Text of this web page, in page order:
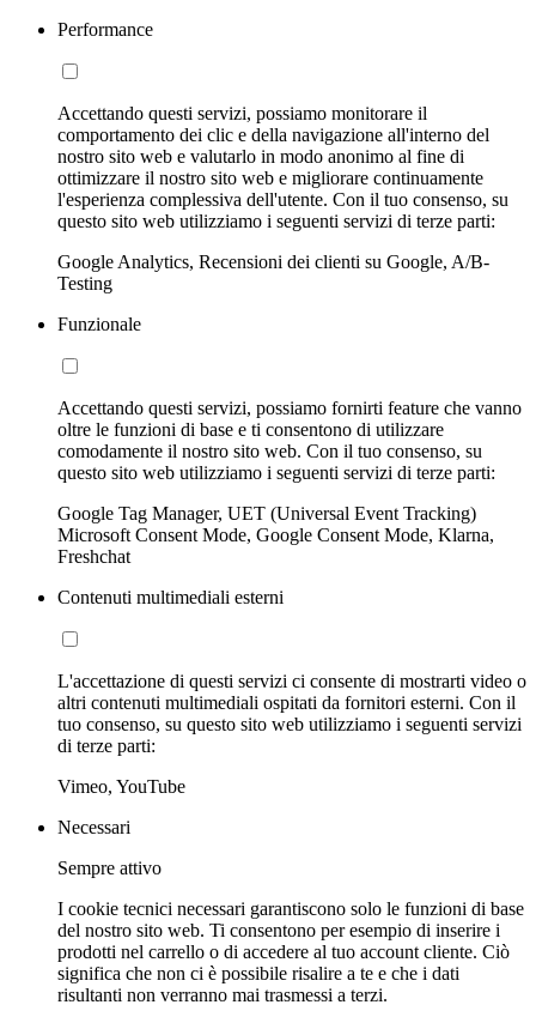
Performance
Accettando questi servizi, possiamo monitorare il
comportamento dei clic e della navigazione all'interno del
nostro sito web e valutarlo in modo anonimo al fine di
ottimizzare il nostro sito web e migliorare continuamente
l'esperienza complessiva dell'utente. Con il tuo consenso, su
questo sito web utilizziamo i seguenti servizi di terze parti:
Google Analytics, Recensioni dei clienti su Google, A/B-
Testing
Funzionale
Accettando questi servizi, possiamo fornirti feature che vanno
oltre le funzioni di base e ti consentono di utilizzare
comodamente il nostro sito web. Con il tuo consenso, su
questo sito web utilizziamo i seguenti servizi di terze parti:
Google Tag Manager, UET (Universal Event Tracking)
Microsoft Consent Mode, Google Consent Mode, Klarna,
Freshchat
Contenuti multimediali esterni
L'accettazione di questi servizi ci consente di mostrarti video o
altri contenuti multimediali ospitati da fornitori esterni. Con il
tuo consenso, su questo sito web utilizziamo i seguenti servizi
di terze parti:
Vimeo, YouTube
Necessari
Sempre attivo
I cookie tecnici necessari garantiscono solo le funzioni di base
del nostro sito web. Ti consentono per esempio di inserire i
prodotti nel carrello o di accedere al tuo account cliente. Ciò
significa che non ci è possibile risalire a te e che i dati
risultanti non verranno mai trasmessi a terzi.